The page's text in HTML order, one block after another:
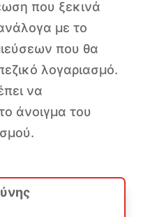
που ξεκινά
με το
που θα
λογαριασμό.
να
άνοιγμα του